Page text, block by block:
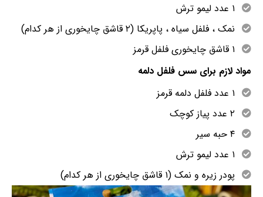
۱ عدد لیمو ترش
نمک ، فلفل سیاه ، پاپریکا (۲ قاشق چایخوری از هر کدام)
۱ قاشق چایخوری فلفل قرمز
مواد لازم برای سس فلفل دلمه
۱ عدد فلفل دلمه قرمز
۲ عدد پیاز کوچک
۴ حبه سیر
۱ عدد لیمو ترش
پودر زیره و نمک (۱ قاشق چایخوری از هر کدام)